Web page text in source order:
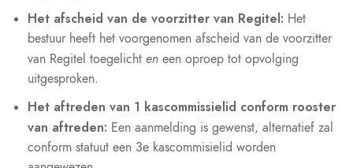
Het afscheid van de voorzitter van Regitel: Het
bestuur heeft het voorgenomen afscheid van de voorzitter
van Regitel toegelicht en een oproep tot opvolging
uitgesproken.
Het aftreden van 1 kascommissielid conform rooster
van aftreden: Een aanmelding is gewenst, alternatief zal
conform statuut een 3e kascommisielid worden